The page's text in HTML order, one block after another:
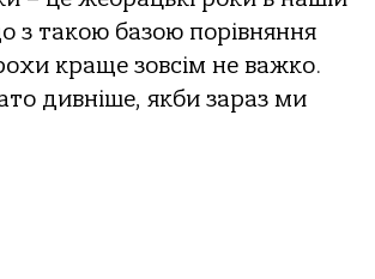
з такою базою порівняння
краще зовсім не важко.
дивніше, якби зараз ми